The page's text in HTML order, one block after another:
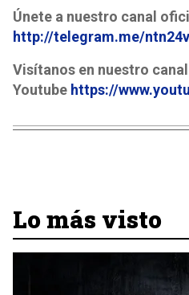
Únete a nuestro canal
http://telegram.me/
Visítanos en nuestro
Youtube https://
Lo más visto